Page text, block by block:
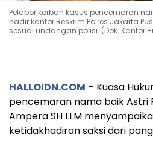
Pelapor korban kasus pencemaran
hadir kantor Reskrim Polres Jakarta
sesuai undangan polisi. (Dok. Kantor
HALLOIDN.COM – Kuasa
pencemaran nama baik Astri
Ampera SH LLM
ketidakhadiran saksi dari